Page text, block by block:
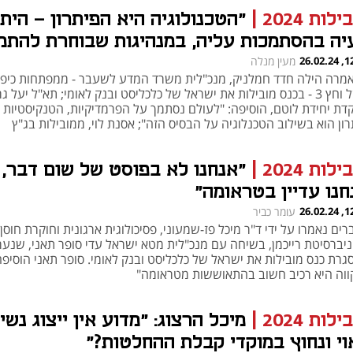
2024
"הטכנולוגיה היא הפיתרון -
בהסתמכות עליה, במנהיגות שבוחרת
מעין מנלה
הילה חדד חמלניק, מנכ"לית משרד המדע לשעבר - ממפתחות
ברזל וחץ 3 - בכנס מובילות את ישראל של כלכליסט ובנק לאומי; תא"ל יעל
יחידת לוטם, הוסיפה: "לעולם נסתמך על הפרמדיקיות, הטנקיסטיות
הוא בשילוב הטכנלוגיה על הבסיס הזה"; אסנת לוי, ממובילות בג"ץ
2024
"אנחנו לא בפוסט של שום דבר,
עדיין בטראומה"
עומר כביר
נאמרו על ידי ד"ר מיכל פז-שמעוני, פסיכולוגית ארגונית וחוקרת חוסן
רייכמן, בשיחה עם מנכ"לית מטא ישראל עדי סופר תאני,
כנס מובילות את ישראל של כלכליסט ובנק לאומי. סופר תאני
היא רכיב חשוב בהתאוששות מטראומה"
2024
מיכל הרצוג: "מדוע אין ייצוג
ונחוץ במוקדי קבלת ההחלטות?"